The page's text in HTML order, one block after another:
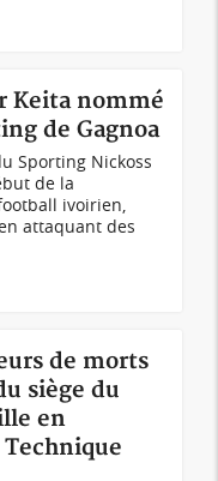
Keita nommé
de Gagnoa
Sporting Nickoss
de la
ivoirien,
attaquant des
de morts
siège du
en